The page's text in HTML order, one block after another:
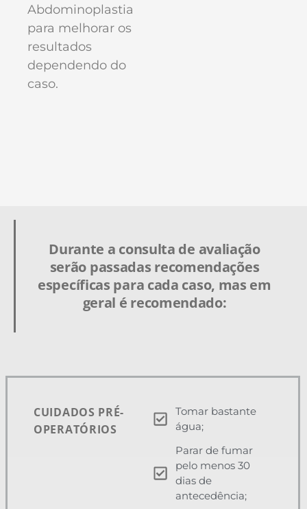
Abdominoplastia
para melhorar os
resultados
dependendo do
caso.
Durante a consulta de avaliação
serão passadas recomendações
específicas para cada caso, mas em
geral é recomendado:
CUIDADOS PRÉ-
OPERATÓRIOS
Tomar bastante
água;
Parar de fumar
pelo menos 30
dias de
antecedência;